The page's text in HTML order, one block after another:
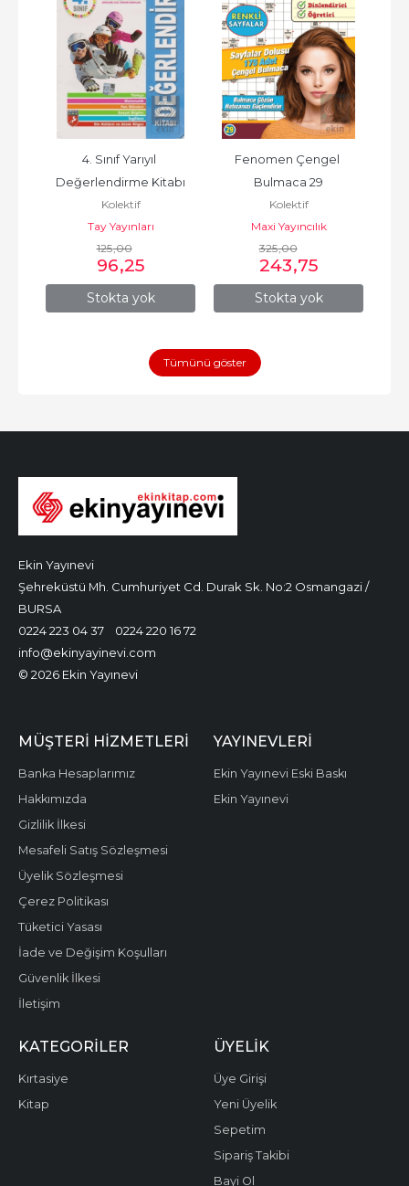
Stokta yok
4. Sınıf Yarıyıl
Değerlendirme Kitabı
Kolektif
Tay Yayınları
125,00
96,25
Stokta yok
Fenomen Çengel
Bulmaca 29
Kolektif
Maxi Yayıncılık
325,00
243,75
Tümünü göster
Ekin Yayınevi
Şehreküstü Mh. Cumhuriyet Cd. Durak Sk. No:2 Osmangazi /
BURSA
0224 223 04 37
0224 220 16 72
info@ekinyayinevi.com
© 2026 Ekin Yayınevi
MÜŞTERI HIZMETLERI
Banka Hesaplarımız
Hakkımızda
Gizlilik İlkesi
Mesafeli Satış Sözleşmesi
Üyelik Sözleşmesi
Çerez Politikası
Tüketici Yasası
İade ve Değişim Koşulları
Güvenlik İlkesi
İletişim
YAYINEVLERI
Ekin Yayınevi Eski Baskı
Ekin Yayınevi
KATEGORILER
Kırtasiye
Kitap
ÜYELIK
Üye Girişi
Yeni Üyelik
Sepetim
Sipariş Takibi
Bayi Ol